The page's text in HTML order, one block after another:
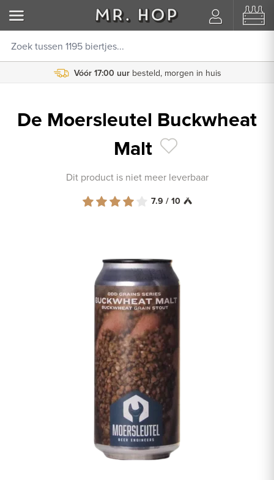
Vóór 17:00 uur besteld, morgen in huis
De Moersleutel Buckwheat
Malt
Dit product is niet meer leverbaar
7.9 / 10